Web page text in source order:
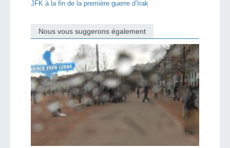
JFK à la fin de la première guerre d’Irak
Nous vous suggerons également